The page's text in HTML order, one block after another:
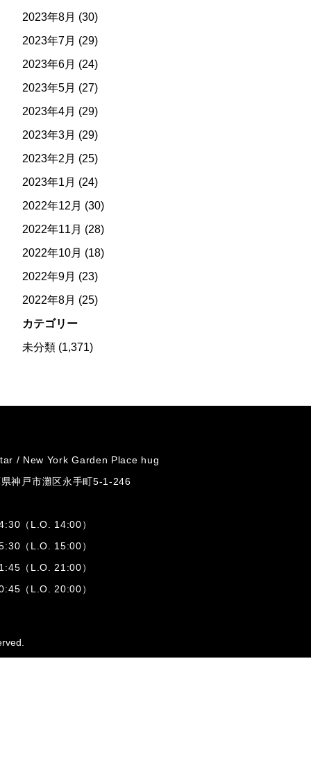
2023年8月 (30)
2023年7月 (29)
2023年6月 (24)
2023年5月 (27)
2023年4月 (29)
2023年3月 (29)
2023年2月 (25)
2023年1月 (24)
2022年12月 (30)
2022年11月 (28)
2022年10月 (18)
2022年9月 (23)
2022年8月 (25)
カテゴリー
未分類(1,371)
/ New York Garden Place hug
神戸市灘区永手町5-1-246
（L.O. 14:00）
（L.O. 15:00）
（L.O. 21:00）
（L.O. 20:00）